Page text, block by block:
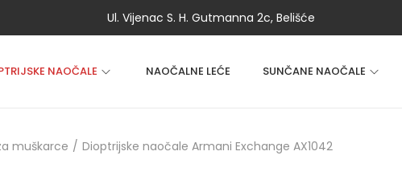
Ul. Vijenac S. H. Gutmanna 2c, Belišće
NAOČALE NAOČALNE LEĆE SUNČANE NAOČALE
muškarce / Dioptrijske naočale Armani Exchange AX1042